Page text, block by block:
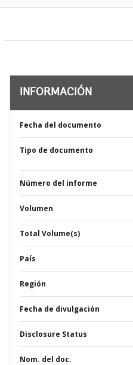
INFORMACIÓN
Fecha del documento
Tipo de documento
Número del informe
Volumen
Total Volume(s)
País
Región
Fecha de divulgación
Disclosure Status
Nom. del doc.